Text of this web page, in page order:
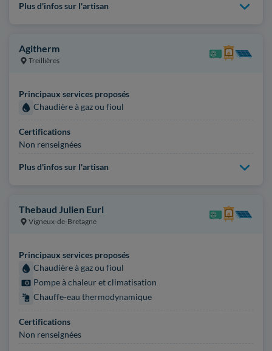
Plus d'infos sur l'artisan
Agitherm
Treillières
Principaux services proposés
Chaudière à gaz ou fioul
Certifications
Non renseignées
Plus d'infos sur l'artisan
Thebaud Julien Eurl
Vigneux-de-Bretagne
Principaux services proposés
Chaudière à gaz ou fioul
Pompe à chaleur et climatisation
Chauffe-eau thermodynamique
Certifications
Non renseignées